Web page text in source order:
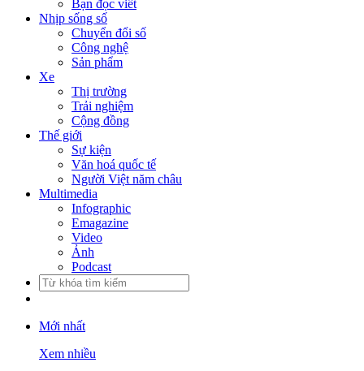
Bạn đọc viết
Nhịp sống số
Chuyển đổi số
Công nghệ
Sản phẩm
Xe
Thị trường
Trải nghiệm
Cộng đồng
Thế giới
Sự kiện
Văn hoá quốc tế
Người Việt năm châu
Multimedia
Infographic
Emagazine
Video
Ảnh
Podcast
Mới nhất
Xem nhiều